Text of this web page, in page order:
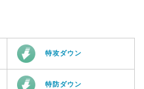
特攻ダウン
特防ダウン